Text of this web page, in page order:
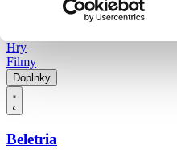
Hry
Filmy
Doplnky
Beletria